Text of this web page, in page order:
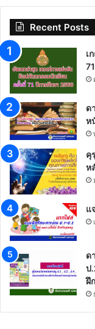
Recent Posts
เ
ด
ห
คุ
ห
แ
ด
ป
ฝึ